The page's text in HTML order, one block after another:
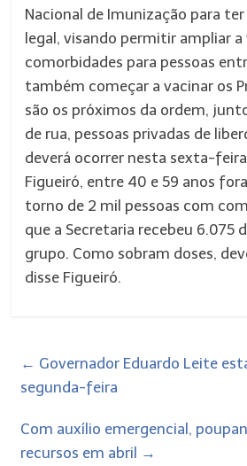
Nacional de Imunização para
legal, visando permitir ampliar
comorbidades para pessoas
também começar a vacinar os
são os próximos da ordem,
de rua, pessoas privadas de
deverá ocorrer nesta sexta-
Figueiró, entre 40 e 59 anos
torno de 2 mil pessoas com
que a Secretaria recebeu 6.075
grupo. Como sobram doses,
disse Figueiró.
← Governador Eduardo Leite
segunda-feira
Com auxílio emergencial,
recursos em abril →